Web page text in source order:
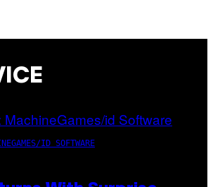
ID SOFTWARE